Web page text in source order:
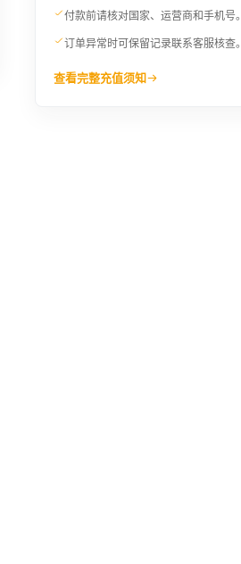
付款前请核对国家、运营商和手机号。
订单异常时可保留记录联系客服核查。
查看完整充值须知